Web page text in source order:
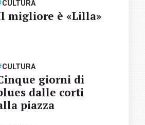
CULTURA
migliore è «Lilla»
CULTURA
giorni di
dalle corti
piazza